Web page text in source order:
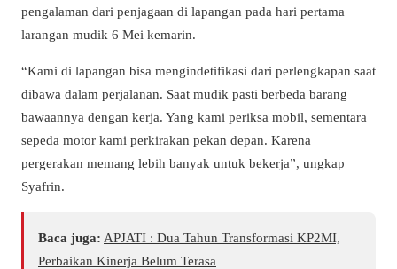
pengalaman dari penjagaan di lapangan pada hari pertama
larangan mudik 6 Mei kemarin.
“Kami di lapangan bisa mengindetifikasi dari perlengkapan saat
dibawa dalam perjalanan. Saat mudik pasti berbeda barang
bawaannya dengan kerja. Yang kami periksa mobil, sementara
sepeda motor kami perkirakan pekan depan. Karena
pergerakan memang lebih banyak untuk bekerja”, ungkap
Syafrin.
Baca juga: APJATI : Dua Tahun Transformasi KP2MI,
Perbaikan Kinerja Belum Terasa